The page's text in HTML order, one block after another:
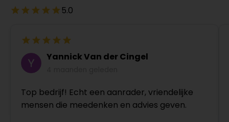
5.0
Yannick Van der Cingel
Top bedrijf! Echt een aanrader, vriendelijke
mensen die meedenken en advies geven.